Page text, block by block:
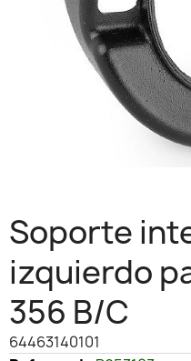
Soporte
izquierdo
356 B/C
64463140101